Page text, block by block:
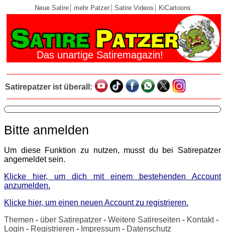
Neue Satire mehr Patzer Satire Videos KiCartoons
Das unartige Satiremagazin!
Satirepatzer ist überall:
Bitte anmelden
Um diese Funktion zu nutzen, musst du bei Satirepatzer
angemeldet sein.
Klicke hier, um dich mit einem bestehenden Account
anzumelden.
Klicke hier, um einen neuen Account zu registrieren.
Themen - über Satirepatzer - Weitere Satireseiten - Kontakt-
Login - Registrieren - Impressum - Datenschutz